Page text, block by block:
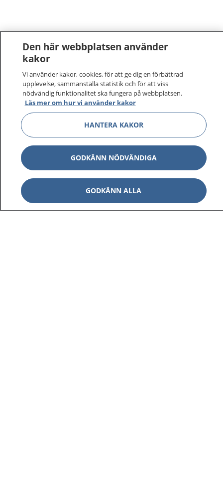
Den här webbplatsen använder
kakor
Vi använder kakor, cookies, för att ge dig en förbättrad
upplevelse, sammanställa statistik och för att viss
nödvändig funktionalitet ska fungera på webbplatsen.
Läs mer om hur vi använder kakor
HANTERA KAKOR
GODKÄNN NÖDVÄNDIGA
GODKÄNN ALLA